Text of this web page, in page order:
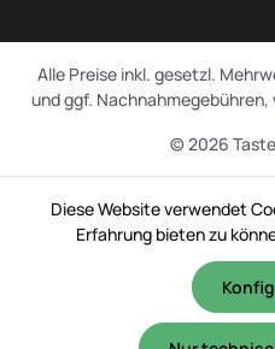
© 2026
Alle Preise inkl. gesetzl.
und ggf.
Diese Website verwendet
Erfahrung bieten zu